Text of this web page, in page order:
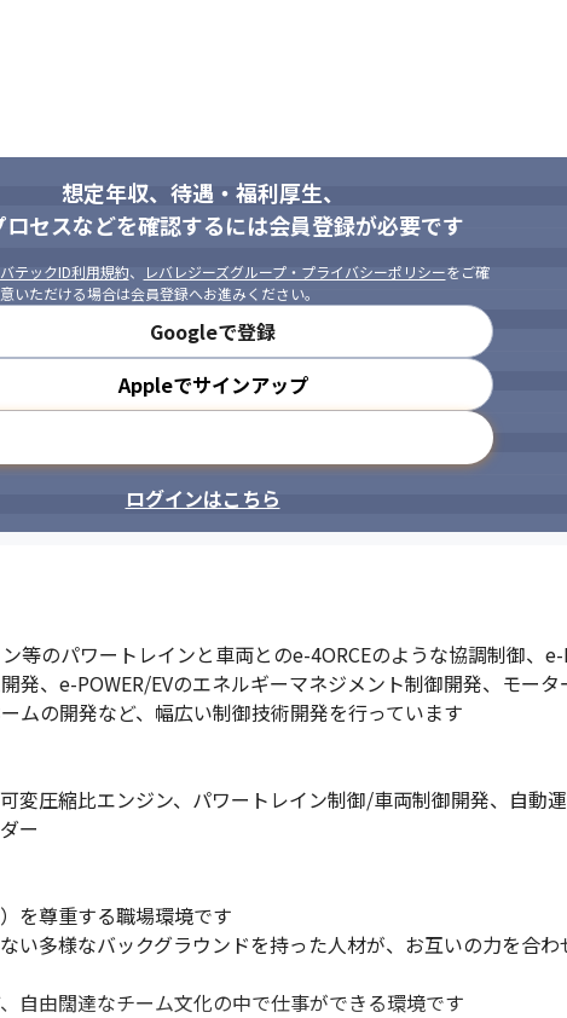
想定年収、待遇・福利厚生、
ロセスなどを確認するには会員登録が必要です
テックID利用規約、 レバレジーズグループ・プライバシーポリシーをご確
いただける場合は会員登録へお進みください。
Googleで登録
Appleでサインアップ
ログインはこちら
等のパワートレインと車両とのe-4ORCEのような協調制御、
発、e-POWER/EVのエネルギーマネジメント制御開発、モー
ムの開発など、幅広い制御技術開発を行っています
可変圧縮比エンジン、パワートレイン制御/車両制御開発、自
ー
を尊重する職場環境です
い多様なバックグラウンドを持った人材が、お互いの力を合
自由闊達なチーム文化の中で仕事ができる環境です